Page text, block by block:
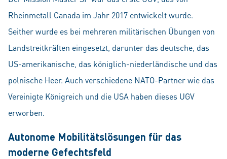
Rheinmetall Canada im Jahr 2017 entwickelt wurde.
Seither wurde es bei mehreren militärischen Übungen von
Landstreitkräften eingesetzt, darunter das deutsche, das
US-amerikanische, das königlich-niederländische und das
polnische Heer. Auch verschiedene NATO-Partner wie das
Vereinigte Königreich und die USA haben dieses UGV
erworben.
Autonome Mobilitätslösungen für das
moderne Gefechtsfeld